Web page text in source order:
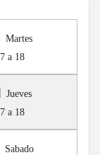
Martes
a 18
Jueves
a 18
Sabado